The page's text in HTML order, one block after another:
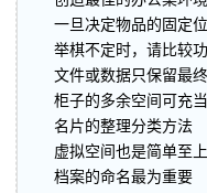
一旦决定物品的固定
举棋不定时，请比较
文件或数据只保留最
柜子的多余空间可充
名片的整理分类方法
虚拟空间也是简单至上
档案的命名最为重要